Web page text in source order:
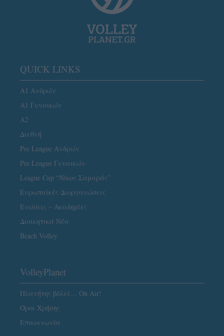
QUICK LINKS
Α1 Ανδρών
Α1 Γυναικών
A2
Διεθνή
Pre League Ανδρών
Pre League Γυναικών
League Cup “Νίκος Σαμαράς”
Ευρωπαϊκές Διοργανώσεις
Ενώσεις – Ακαδημίες
Διοικητικά Νέα
Beach Volley
VolleyPlanet
Πλανήτης βόλεϊ… On Air!
Όροι Χρήσης
Επικοινωνία